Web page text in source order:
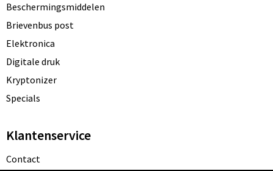
Beschermingsmiddelen
Brievenbus post
Elektronica
Digitale druk
Kryptonizer
Specials
Klantenservice
Contact